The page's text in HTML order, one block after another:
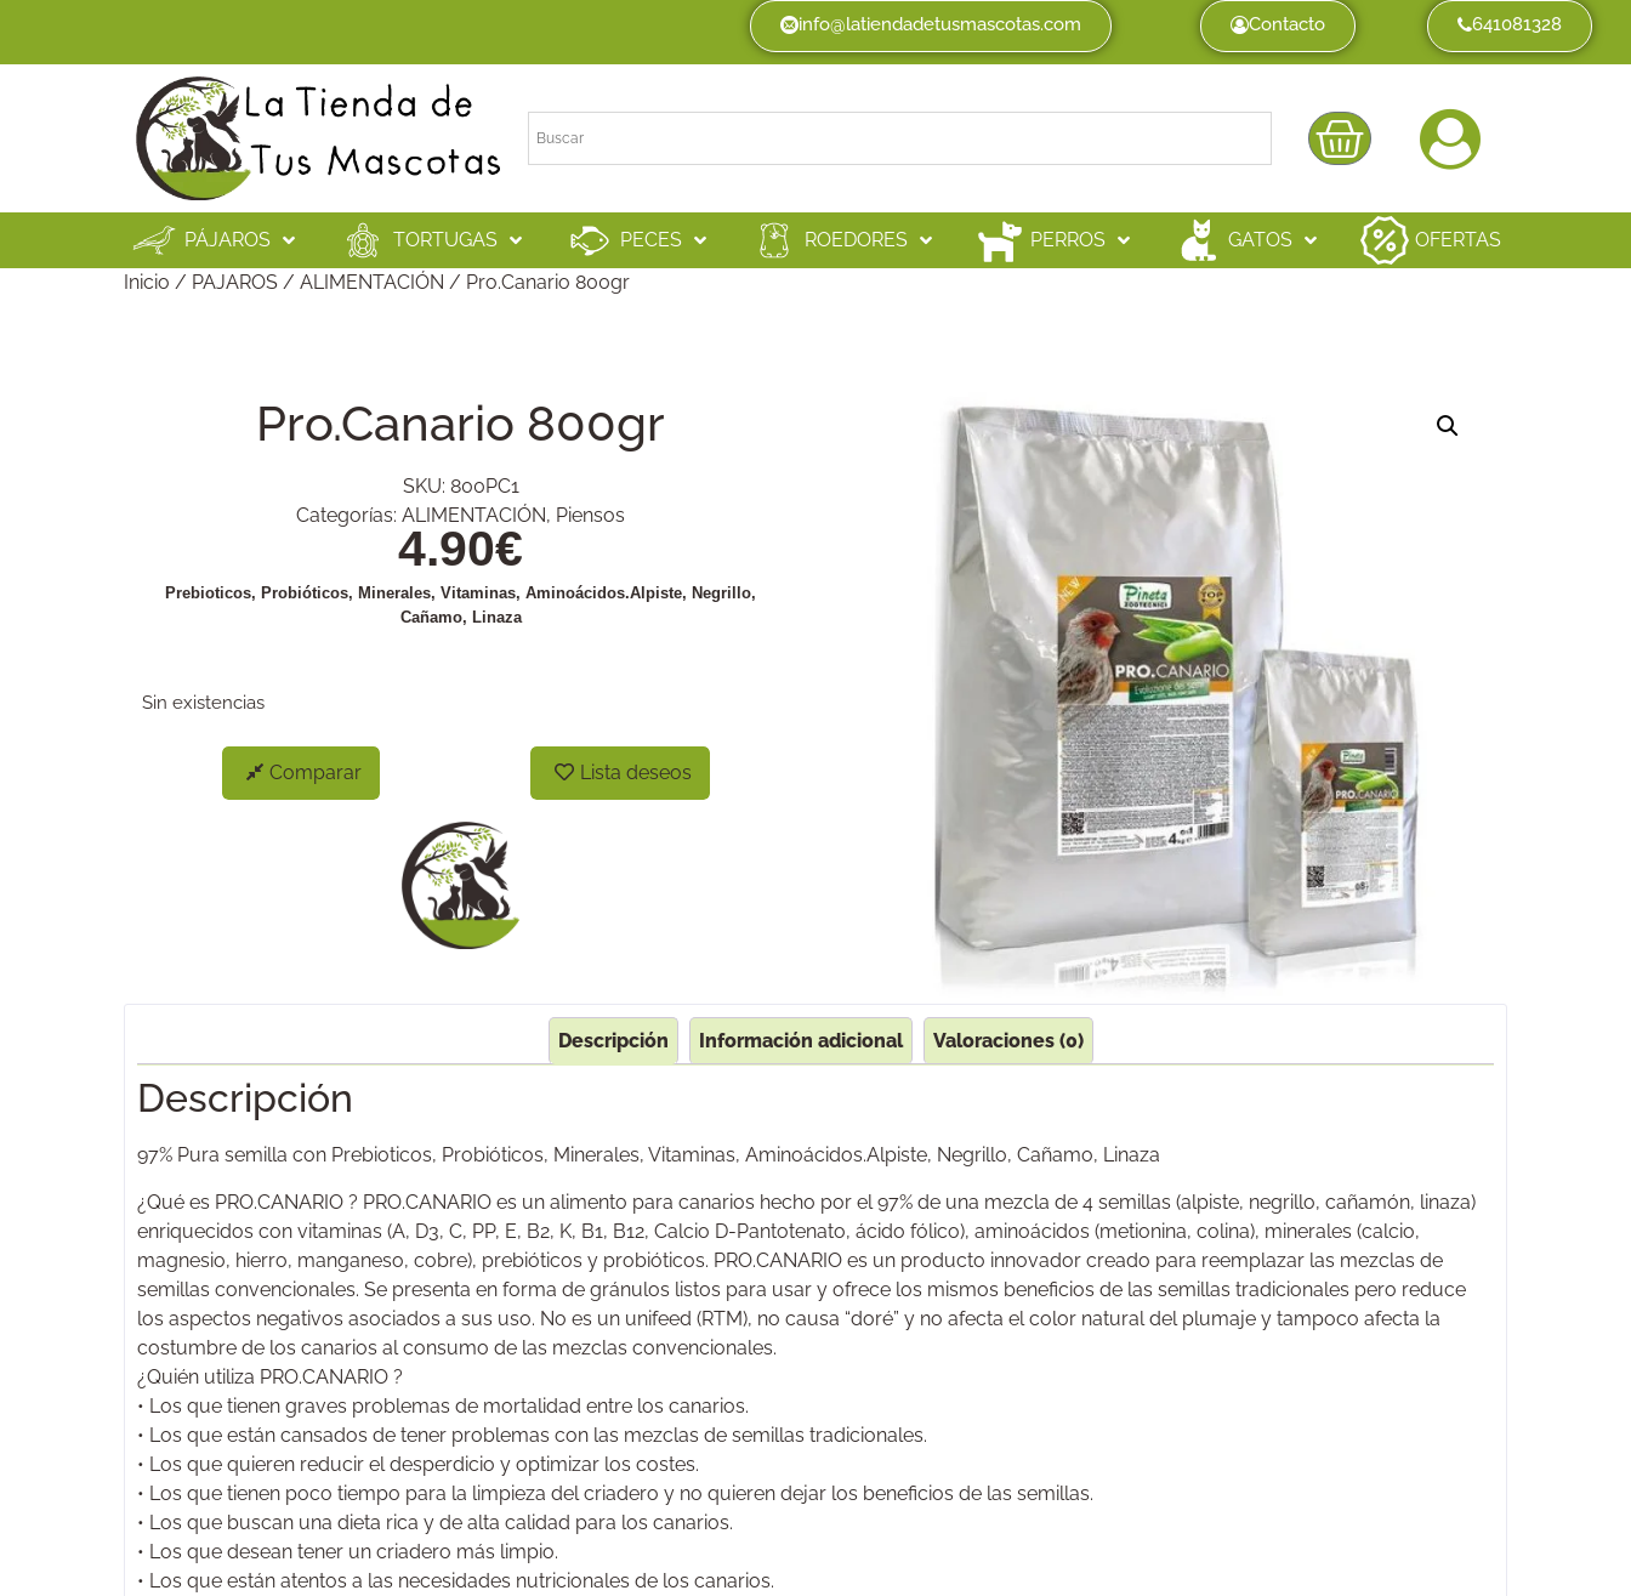
info@latiendadetusmascotas.com Contacto 641081328
PÁJAROS TORTUGAS PECES ROEDORES PERROS GATOS
OFERTAS
Inicio / PAJAROS / ALIMENTACIÓN / Pro.Canario 800gr
Pro.Canario 800gr
SKU: 800PC1
Categorías: ALIMENTACIÓN, Piensos
4.90€
Prebioticos, Probióticos, Minerales, Vitaminas, Aminoácidos.Alpiste, Negrillo,
Cañamo, Linaza
Sin existencias
Comparar Lista deseos
Descripción Información adicional Valoraciones (0)
Descripción
97% Pura semilla con Prebioticos, Probióticos, Minerales, Vitaminas, Aminoácidos.Alpiste, Negrillo, Cañamo, Linaza
¿Qué es PRO.CANARIO ? PRO.CANARIO es un alimento para canarios hecho por el 97% de una mezcla de 4 semillas (alpiste, negrillo, cañamón, linaza)
enriquecidos con vitaminas (A, D3, C, PP, E, B2, K, B1, B12, Calcio D-Pantotenato, ácido fólico), aminoácidos (metionina, colina), minerales (calcio,
magnesio, hierro, manganeso, cobre), prebióticos y probióticos. PRO.CANARIO es un producto innovador creado para reemplazar las mezclas de
semillas convencionales. Se presenta en forma de gránulos listos para usar y ofrece los mismos beneficios de las semillas tradicionales pero reduce
los aspectos negativos asociados a sus uso. No es un unifeed (RTM), no causa “doré” y no afecta el color natural del plumaje y tampoco afecta la
costumbre de los canarios al consumo de las mezclas convencionales.
¿Quién utiliza PRO.CANARIO ?
• Los que tienen graves problemas de mortalidad entre los canarios.
• Los que están cansados de tener problemas con las mezclas de semillas tradicionales.
• Los que quieren reducir el desperdicio y optimizar los costes.
• Los que tienen poco tiempo para la limpieza del criadero y no quieren dejar los beneficios de las semillas.
• Los que buscan una dieta rica y de alta calidad para los canarios.
• Los que desean tener un criadero más limpio.
• Los que están atentos a las necesidades nutricionales de los canarios.